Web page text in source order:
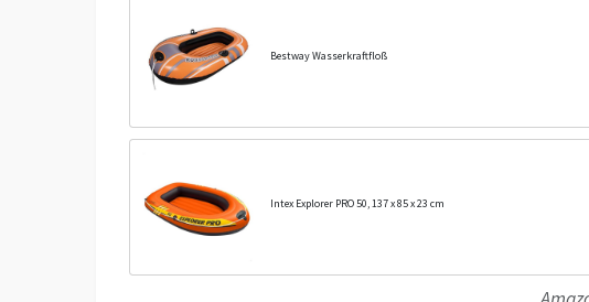
Bestway Wasserkraftfloß
Intex Explorer PRO 50, 137 x 85 x 23 cm